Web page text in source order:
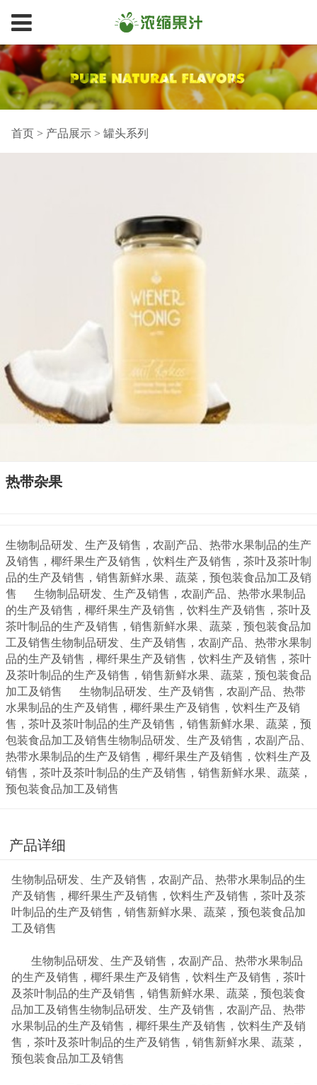
首页> 产品展示> 罐头系列
热带杂果
生物制品研发、生产及销售，农副产品、热带水果制品的生产
及销售，椰纤果生产及销售，饮料生产及销售，茶叶及茶叶制
品的生产及销售，销售新鲜水果、蔬菜，预包装食品加工及销
售 生物制品研发、生产及销售，农副产品、热带水果制品
的生产及销售，椰纤果生产及销售，饮料生产及销售，茶叶及
茶叶制品的生产及销售，销售新鲜水果、蔬菜，预包装食品加
工及销售生物制品研发、生产及销售，农副产品、热带水果制
品的生产及销售，椰纤果生产及销售，饮料生产及销售，茶叶
及茶叶制品的生产及销售，销售新鲜水果、蔬菜，预包装食品
加工及销售 生物制品研发、生产及销售，农副产品、热带
水果制品的生产及销售，椰纤果生产及销售，饮料生产及销
售，茶叶及茶叶制品的生产及销售，销售新鲜水果、蔬菜，预
包装食品加工及销售生物制品研发、生产及销售，农副产品、
热带水果制品的生产及销售，椰纤果生产及销售，饮料生产及
销售，茶叶及茶叶制品的生产及销售，销售新鲜水果、蔬菜，
预包装食品加工及销售
产品详细
生物制品研发、生产及销售，农副产品、热带水果制品的生
产及销售，椰纤果生产及销售，饮料生产及销售，茶叶及茶
叶制品的生产及销售，销售新鲜水果、蔬菜，预包装食品加
工及销售
生物制品研发、生产及销售，农副产品、热带水果制品
的生产及销售，椰纤果生产及销售，饮料生产及销售，茶叶
及茶叶制品的生产及销售，销售新鲜水果、蔬菜，预包装食
品加工及销售生物制品研发、生产及销售，农副产品、热带
水果制品的生产及销售，椰纤果生产及销售，饮料生产及销
售，茶叶及茶叶制品的生产及销售，销售新鲜水果、蔬菜，
预包装食品加工及销售